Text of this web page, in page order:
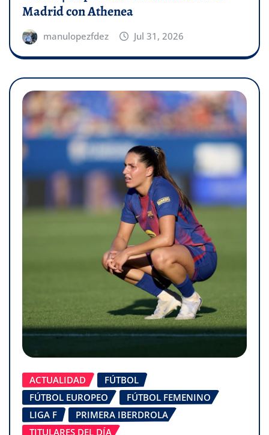
Madrid con Athenea
manulopezfdez Jul 31, 2026
ACTUALIDAD
FÚTBOL
FÚTBOL EUROPEO
FÚTBOL FEMENINO
LIGA F
PRIMERA IBERDROLA
TITULARES DEL DÍA